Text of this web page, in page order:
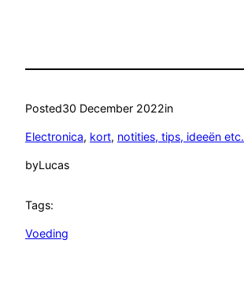
Posted30 December 2022in
Electronica, kort, notities, tips, ideeën etc.
byLucas
Tags:
Voeding